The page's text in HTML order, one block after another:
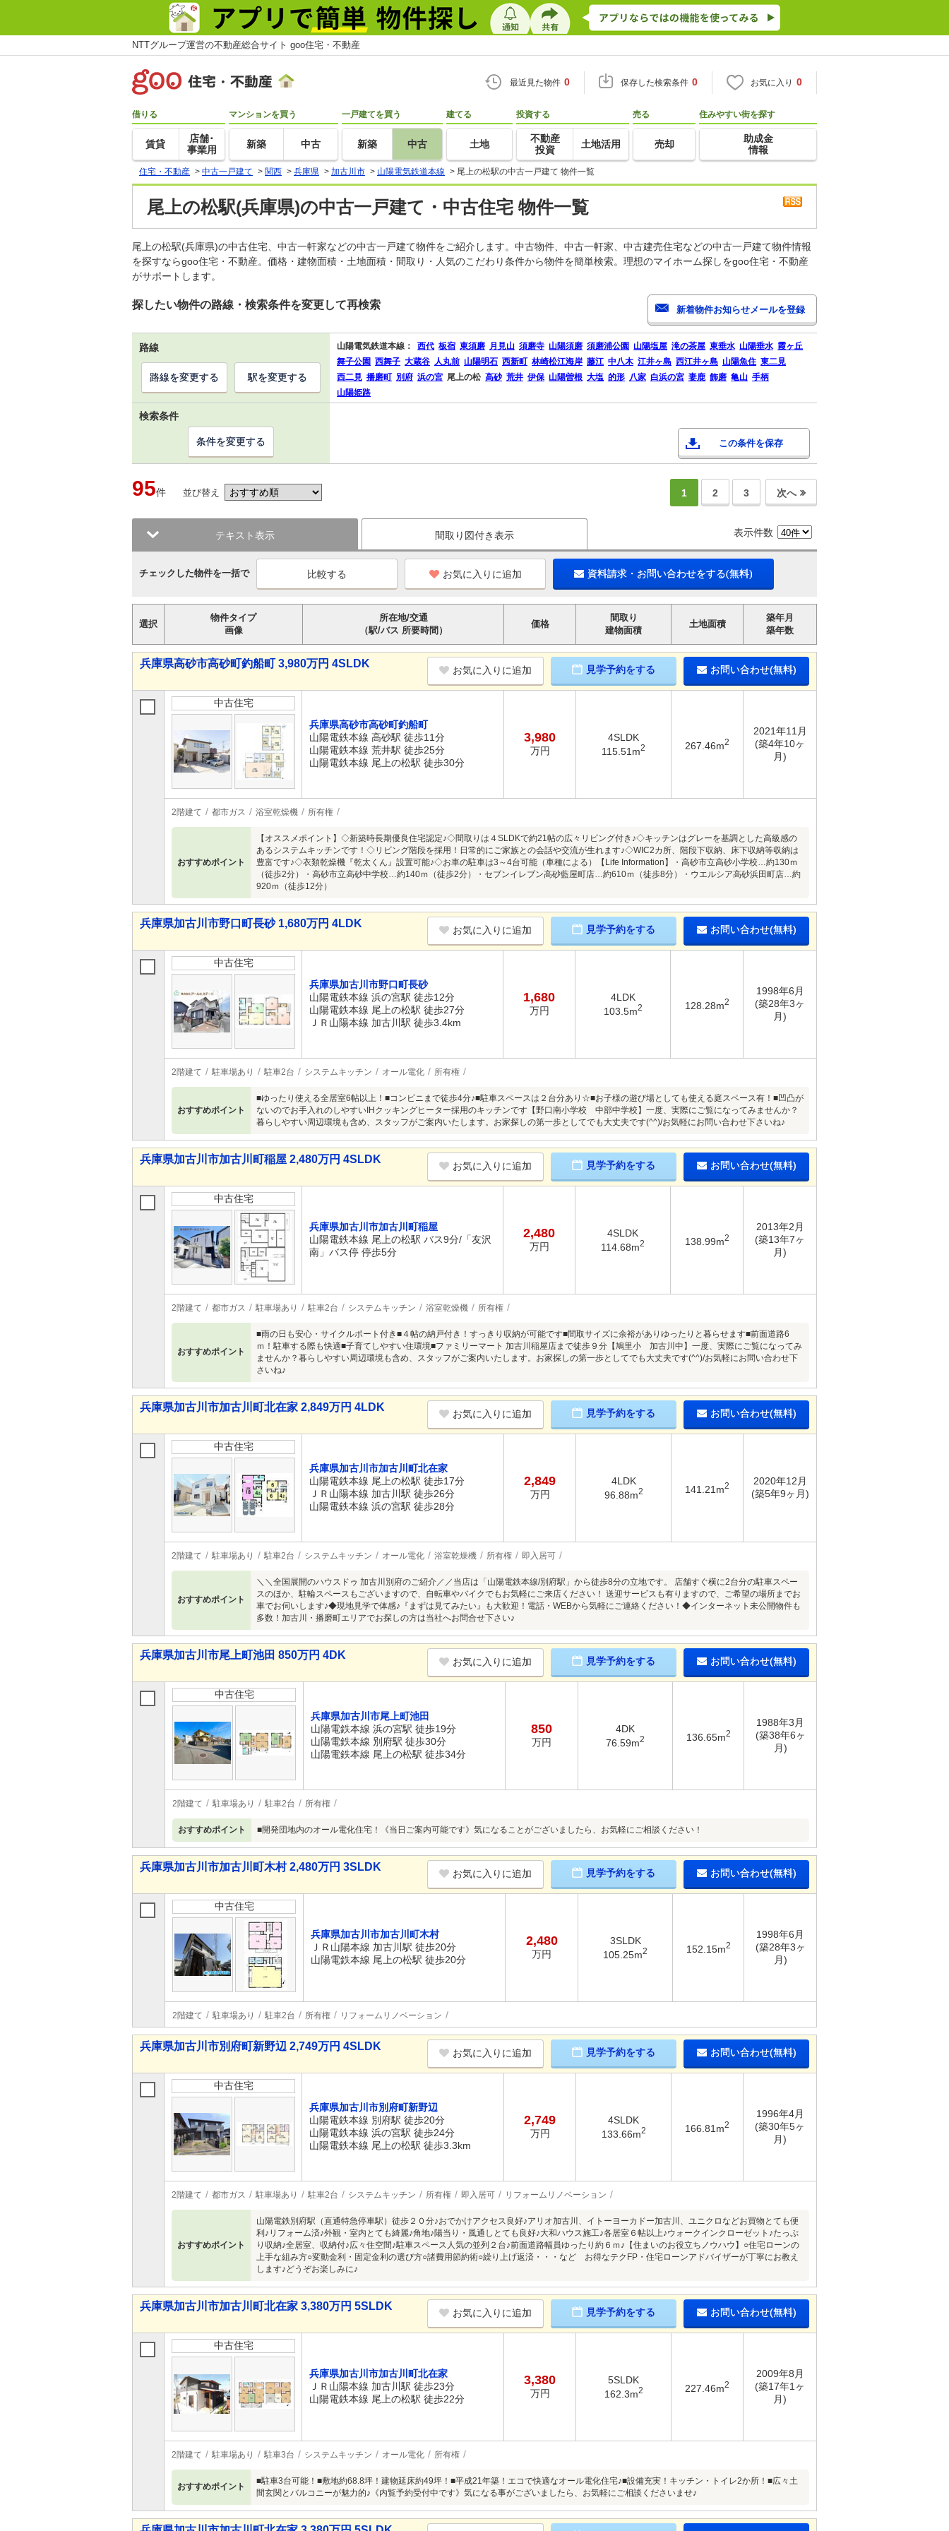
NTTグループ運営の不動産総合サイト goo住宅・不動産
最近見た物件 0 保存した検索条件 0 お気に入り 0
借りる
賃貸
店舗･
事業用
マンションを買う
新築 中古
一戸建てを買う
新築 中古
建てる
土地
投資する
不動産
投資
土地活用
売る
売却
住みやすい街を探す
助成金
情報
住宅・不動産 > 中古一戸建て > 関西 > 兵庫県 > 加古川市 > 山陽電気鉄道本線 > 尾上の松駅の中古一戸建て 物件一覧
尾上の松駅(兵庫県)の中古一戸建て・中古住宅 物件一覧
尾上の松駅(兵庫県)の中古住宅、中古一軒家などの中古一戸建て物件をご紹介します。中古物件、中古一軒家、中古建売住宅などの中古一戸建て物件情報
を探すならgoo住宅・不動産。価格・建物面積・土地面積・間取り・人気のこだわり条件から物件を簡単検索。理想のマイホーム探しをgoo住宅・不動産
がサポートします。
探したい物件の路線・検索条件を変更して再検索
路線 山陽電気鉄道本線： 西代 板宿 東須磨 月見山 須磨寺 山陽須磨 須磨浦公園 山陽塩屋 滝の茶屋 東垂水 山陽垂水 霞ヶ丘
舞子公園 西舞子 大蔵谷 人丸前 山陽明石 西新町 林崎松江海岸 藤江 中八木 江井ヶ島 西江井ヶ島 山陽魚住 東二見
西二見 播磨町 別府 浜の宮 尾上の松 高砂 荒井 伊保 山陽曽根 大塩 的形 八家 白浜の宮 妻鹿 飾磨 亀山 手柄
山陽姫路
路線を変更する 駅を変更する
検索条件
この条件を保存
条件を変更する
95件 並び替え 1 2 3 次へ
テキスト表示 間取り図付き表示 表示件数
チェックした物件を一括で お気に入りに追加 資料請求・お問い合わせをする(無料)
選択
物件タイプ
画像
所在地/交通
（駅/バス 所要時間）
価格
間取り
建物面積
土地面積
築年月
築年数
兵庫県高砂市高砂町釣船町 3,980万円 4SLDK
お気に入りに追加 見学予約をする お問い合わせ(無料)
中古住宅
兵庫県高砂市高砂町釣船町
山陽電鉄本線 高砂駅 徒歩11分
山陽電鉄本線 荒井駅 徒歩25分
山陽電鉄本線 尾上の松駅 徒歩30分
3,980
万円
4SLDK
115.51m2 267.46m2
2021年11月
(築4年10ヶ
月)
2階建て 都市ガス 浴室乾燥機 所有権
おすすめポイント
【オススメポイント】◇新築時長期優良住宅認定♪◇間取りは４SLDKで約21帖の広々リビング付き♪◇キッチンはグレーを基調とした高級感の
あるシステムキッチンです！◇リビング階段を採用！日常的にご家族との会話や交流が生れます♪◇WIC2カ所、階段下収納、床下収納等収納は
豊富です♪◇衣類乾燥機『乾太くん』設置可能♪◇お車の駐車は3～4台可能（車種による）【Life Information】・高砂市立高砂小学校…約130ｍ
（徒歩2分）・高砂市立高砂中学校…約140ｍ（徒歩2分）・セブンイレブン高砂藍屋町店…約610ｍ（徒歩8分）・ウエルシア高砂浜田町店…約
920ｍ（徒歩12分）
兵庫県加古川市野口町長砂 1,680万円 4LDK
お気に入りに追加 見学予約をする お問い合わせ(無料)
中古住宅
兵庫県加古川市野口町長砂
山陽電鉄本線 浜の宮駅 徒歩12分
山陽電鉄本線 尾上の松駅 徒歩27分
ＪＲ山陽本線 加古川駅 徒歩3.4km
1,680
万円
4LDK
103.5m2 128.28m2
1998年6月
(築28年3ヶ
月)
2階建て 駐車場あり 駐車2台 システムキッチン オール電化 所有権
おすすめポイント
■ゆったり使える全居室6帖以上！■コンビニまで徒歩4分♪■駐車スペースは２台分あり☆■お子様の遊び場としても使える庭スペース有！■凹凸が
ないのでお手入れのしやすいIHクッキングヒーター採用のキッチンです【野口南小学校 中部中学校】一度、実際にご覧になってみませんか？
暮らしやすい周辺環境も含め、スタッフがご案内いたします。お家探しの第一歩としてでも大丈夫です(^^)/お気軽にお問い合わせ下さいね♪
兵庫県加古川市加古川町稲屋 2,480万円 4SLDK
お気に入りに追加 見学予約をする お問い合わせ(無料)
中古住宅
兵庫県加古川市加古川町稲屋
山陽電鉄本線 尾上の松駅 バス9分/「友沢
南」バス停 停歩5分
2,480
万円
4SLDK
114.68m2 138.99m2
2013年2月
(築13年7ヶ
月)
2階建て 都市ガス 駐車場あり 駐車2台 システムキッチン 浴室乾燥機 所有権
おすすめポイント
■雨の日も安心・サイクルポート付き■４帖の納戸付き！すっきり収納が可能です■間取サイズに余裕がありゆったりと暮らせます■前面道路6
ｍ！駐車する際も快適■子育てしやすい住環境■ファミリーマート 加古川稲屋店まで徒歩９分【鳩里小 加古川中】一度、実際にご覧になってみ
ませんか？暮らしやすい周辺環境も含め、スタッフがご案内いたします。お家探しの第一歩としてでも大丈夫です(^^)/お気軽にお問い合わせ下
さいね♪
兵庫県加古川市加古川町北在家 2,849万円 4LDK
お気に入りに追加 見学予約をする お問い合わせ(無料)
中古住宅
兵庫県加古川市加古川町北在家
山陽電鉄本線 尾上の松駅 徒歩17分
ＪＲ山陽本線 加古川駅 徒歩26分
山陽電鉄本線 浜の宮駅 徒歩28分
2,849
万円
4LDK
96.88m2 141.21m2
2020年12月
(築5年9ヶ月)
2階建て 駐車場あり 駐車2台 システムキッチン オール電化 浴室乾燥機 所有権 即入居可
おすすめポイント
＼＼全国展開のハウスドゥ 加古川別府のご紹介／／当店は「山陽電鉄本線/別府駅」から徒歩8分の立地です。 店舗すぐ横に2台分の駐車スペー
スのほか、駐輪スペースもございますので、自転車やバイクでもお気軽にご来店ください！ 送迎サービスも有りますので、ご希望の場所までお
車でお伺いします♪◆現地見学で体感♪『まずは見てみたい』も大歓迎！電話・WEBから気軽にご連絡ください！◆インターネット未公開物件も
多数！加古川・播磨町エリアでお探しの方は当社へお問合せ下さい♪
兵庫県加古川市尾上町池田 850万円 4DK
お気に入りに追加 見学予約をする お問い合わせ(無料)
中古住宅
兵庫県加古川市尾上町池田
山陽電鉄本線 浜の宮駅 徒歩19分
山陽電鉄本線 別府駅 徒歩30分
山陽電鉄本線 尾上の松駅 徒歩34分
850
万円
4DK
76.59m2 136.65m2
1988年3月
(築38年6ヶ
月)
2階建て 駐車場あり 駐車2台 所有権
おすすめポイント ■開発団地内のオール電化住宅！《当日ご案内可能です》気になることがございましたら、お気軽にご相談ください！
兵庫県加古川市加古川町木村 2,480万円 3SLDK
お気に入りに追加 見学予約をする お問い合わせ(無料)
中古住宅
兵庫県加古川市加古川町木村
ＪＲ山陽本線 加古川駅 徒歩20分
山陽電鉄本線 尾上の松駅 徒歩20分
2,480
万円
3SLDK
105.25m2 152.15m2
1998年6月
(築28年3ヶ
月)
2階建て 駐車場あり 駐車2台 所有権 リフォームリノベーション
兵庫県加古川市別府町新野辺 2,749万円 4SLDK
お気に入りに追加 見学予約をする お問い合わせ(無料)
中古住宅
兵庫県加古川市別府町新野辺
山陽電鉄本線 別府駅 徒歩20分
山陽電鉄本線 浜の宮駅 徒歩24分
山陽電鉄本線 尾上の松駅 徒歩3.3km
2,749
万円
4SLDK
133.66m2 166.81m2
1996年4月
(築30年5ヶ
月)
2階建て 都市ガス 駐車場あり 駐車2台 システムキッチン 所有権 即入居可 リフォームリノベーション
おすすめポイント
山陽電鉄別府駅（直通特急停車駅）徒歩２０分♪おでかけアクセス良好♪アリオ加古川、イトーヨーカドー加古川、ユニクロなどお買物とても便
利♪リフォーム済♪外観・室内とても綺麗♪角地♪陽当り・風通しとても良好♪大和ハウス施工♪各居室６帖以上♪ウォークインクローゼット♪たっぷ
り収納♪全居室、収納付♪広々住空間♪駐車スペース人気の並列２台♪前面道路幅員ゆったり約６ｍ♪【住まいのお役立ちノウハウ】○住宅ローンの
上手な組み方○変動金利・固定金利の選び方○諸費用節約術○繰り上げ返済・・・など お得なテクFP・住宅ローンアドバイザーが丁寧にお教え
します♪どうぞお楽しみに♪
兵庫県加古川市加古川町北在家 3,380万円 5SLDK
お気に入りに追加 見学予約をする お問い合わせ(無料)
中古住宅
兵庫県加古川市加古川町北在家
ＪＲ山陽本線 加古川駅 徒歩23分
山陽電鉄本線 尾上の松駅 徒歩22分
3,380
万円
5SLDK
162.3m2 227.46m2
2009年8月
(築17年1ヶ
月)
2階建て 駐車場あり 駐車3台 システムキッチン オール電化 所有権
おすすめポイント
■駐車3台可能！■敷地約68.8坪！建物延床約49坪！■平成21年築！エコで快適なオール電化住宅♪■設備充実！キッチン・トイレ2か所！■広々土
間玄関とバルコニーが魅力的♪《内覧予約受付中です》気になる事がございましたら、お気軽にご相談くださいませ♪